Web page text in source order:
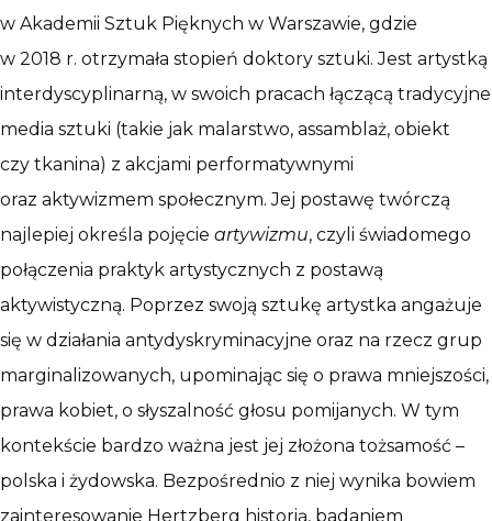
w Akademii Sztuk Pięknych w Warszawie, gdzie
w 2018 r. otrzymała stopień doktory sztuki. Jest artystką
interdyscyplinarną, w swoich pracach łączącą tradycyjne
media sztuki (takie jak malarstwo, assamblaż, obiekt
czy tkanina) z akcjami performatywnymi
oraz aktywizmem społecznym. Jej postawę twórczą
najlepiej określa pojęcie artywizmu, czyli świadomego
połączenia praktyk artystycznych z postawą
aktywistyczną. Poprzez swoją sztukę artystka angażuje
się w działania antydyskryminacyjne oraz na rzecz grup
marginalizowanych, upominając się o prawa mniejszości,
prawa kobiet, o słyszalność głosu pomijanych. W tym
kontekście bardzo ważna jest jej złożona tożsamość –
polska i żydowska. Bezpośrednio z niej wynika bowiem
zainteresowanie Hertzberg historią, badaniem